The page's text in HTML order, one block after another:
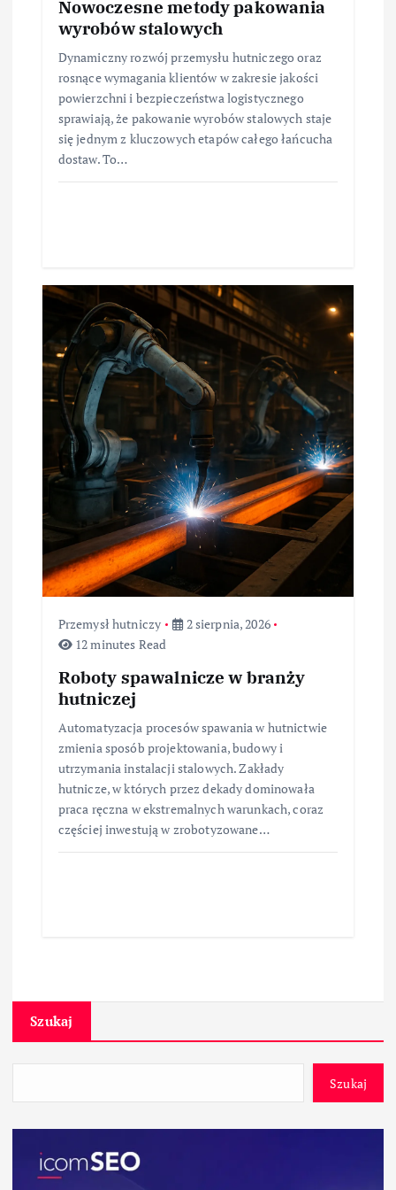
Nowoczesne metody pakowania
wyrobów stalowych
Dynamiczny rozwój przemysłu hutniczego oraz
rosnące wymagania klientów w zakresie jakości
powierzchni i bezpieczeństwa logistycznego
sprawiają, że pakowanie wyrobów stalowych staje
się jednym z kluczowych etapów całego łańcucha
dostaw. To…
Przemysł hutniczy
2 sierpnia, 2026
12 minutes Read
Roboty spawalnicze w branży
hutniczej
Automatyzacja procesów spawania w hutnictwie
zmienia sposób projektowania, budowy i
utrzymania instalacji stalowych. Zakłady
hutnicze, w których przez dekady dominowała
praca ręczna w ekstremalnych warunkach, coraz
częściej inwestują w zrobotyzowane…
Szukaj
Szukaj